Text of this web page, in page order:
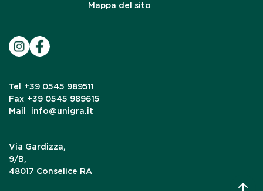
Mappa del sito
Tel
+39 0545 989511
Fax +39 0545 989615
Mail
info@unigra.it
Via Gardizza,
9/B,
48017 Conselice RA